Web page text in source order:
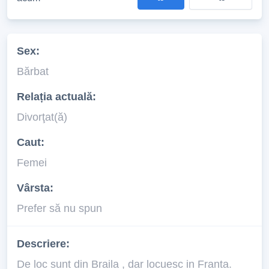
Sex:
Bărbat
Relația actuală:
Divorţat(ă)
Caut:
Femei
Vârsta:
Prefer să nu spun
Descriere:
De loc sunt din Braila , dar locuesc in Franta.